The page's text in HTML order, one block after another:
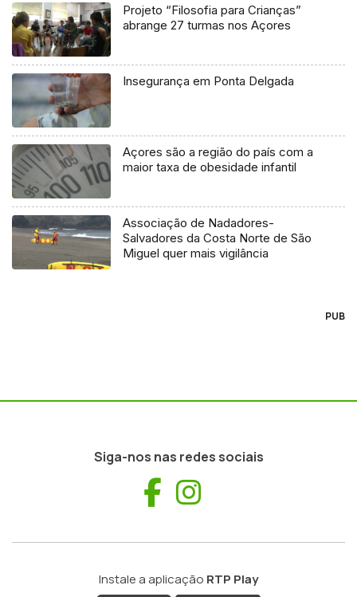
Projeto “Filosofia para Crianças”
abrange 27 turmas nos Açores
Insegurança em Ponta Delgada
Açores são a região do país com a
maior taxa de obesidade infantil
Associação de Nadadores-
Salvadores da Costa Norte de São
Miguel quer mais vigilância
PUB
Siga-nos nas redes sociais
Facebook
Instale a aplicação RTP Play